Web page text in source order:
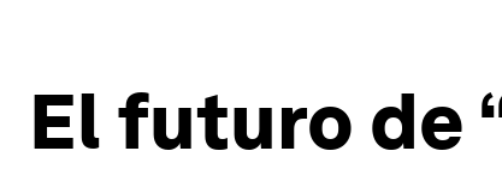
El futuro de